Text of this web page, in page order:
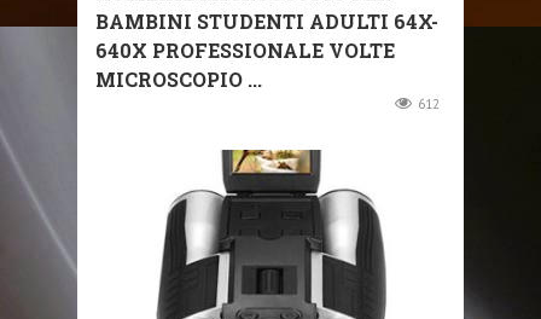
BAMBINI STUDENTI ADULTI 64X-
640X PROFESSIONALE VOLTE
MICROSCOPIO ...
612